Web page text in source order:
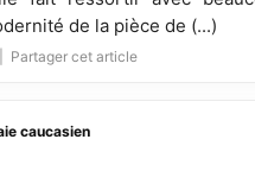
de la pièce de (...)
Partager cet article
caucasien